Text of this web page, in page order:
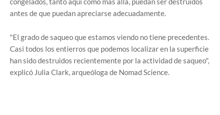
antes de que puedan apreciarse adecuadamente.
"El grado de saqueo que estamos viendo no tiene precedentes.
Casi todos los entierros que podemos localizar en la superficie
han sido destruidos recientemente por la actividad de saqueo",
explicó Julia Clark, arqueóloga de Nomad Science.